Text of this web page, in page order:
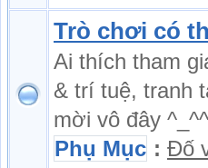
Trò chơi có
Ai thích tham
& trí tuệ, tranh
mời vô đây
Phụ Mục : Đố